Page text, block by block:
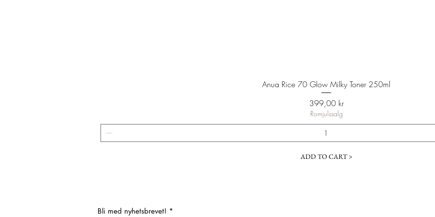
Anua Rice 70 Glow Milky Toner 250ml
Pris
399,00 kr
Romjulssalg
ADD TO CART >
Bli med nyhetsbrevet!